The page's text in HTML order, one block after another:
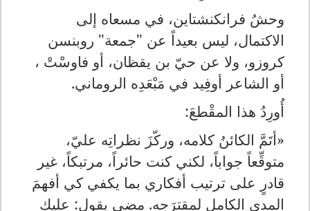
وحشُ فرانكنشتاين، في مسعاه إلى
الاكتمال، ليس بعيداً عن "جمعة" روبنسن
كروزو، ولا عن حيّ بن يقظان، أو فاوسْتْ ،
أو الشاعر أوفِيد في مَبْعَدِه الروماني.
أُورِدُ هذا المقْطعَ:
«أتَمَّ الكائنُ كلامه، وركّزَ نظراتِه عليّ،
متوقِّعاً جواباً، لكني كنت حائراً، مرتبكاً، غير
قادرٍ على ترتيب أفكاري بما يكفي كي أفهمَ
المدى الكامل لمقترَحِه. مضى يقول: عليك